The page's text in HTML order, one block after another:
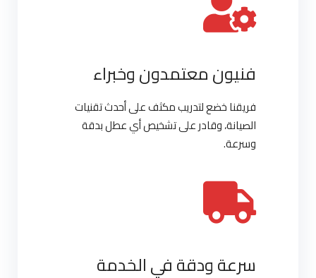
فنيون معتمدون وخبراء
فريقنا خضع لتدريب مكثف على أحدث تقنيات
الصيانة، وقادر على تشخيص أي عطل بدقة
وسرعة.
سرعة ودقة في الخدمة